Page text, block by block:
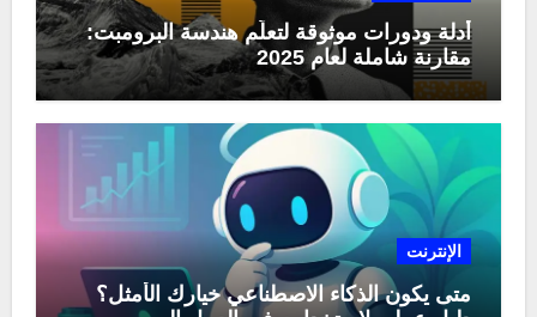
أدلة ودورات موثوقة لتعلّم هندسة البرومبت:
مقارنة شاملة لعام 2025
الإنترنت
متى يكون الذكاء الاصطناعي خيارك الأمثل؟